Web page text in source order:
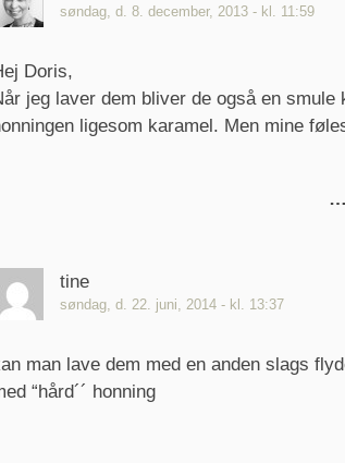
søndag, d. 8. december, 2013 - kl. 11:59
Doris,
jeg laver dem bliver de også en
ligesom karamel. Men mine
tine
søndag, d. 22. juni, 2014 - kl. 13:37
man lave dem med en anden slags
“hård´´ honning